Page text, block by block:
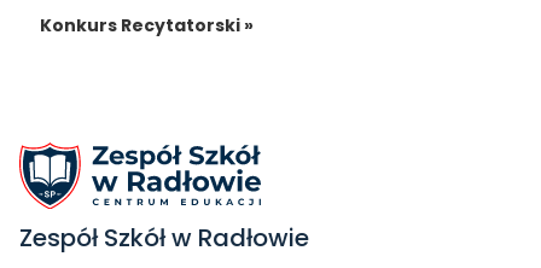
Konkurs Recytatorski »
Zespół Szkół w Radłowie